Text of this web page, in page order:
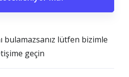
bulamazsanız lütfen bizimle
geçin